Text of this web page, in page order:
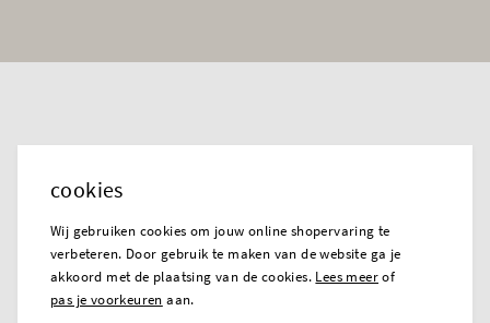
cookies
Wij gebruiken cookies om jouw online shopervaring te
verbeteren. Door gebruik te maken van de website ga je
akkoord met de plaatsing van de cookies. Lees meerof
pas je voorkeuren aan.